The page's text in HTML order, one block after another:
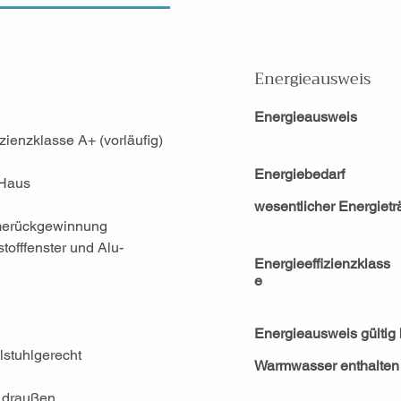
A+ (vorläufig)
und Alu-
Energieausweis
Energieausweis
Energiebedarf
wesentlicher
Energieeffizienzklass
e
Energieausweis gültig
Warmwasser enthalten